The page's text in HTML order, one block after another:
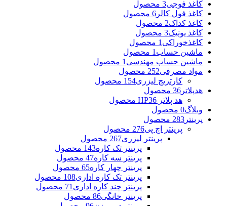
کاغذ فوجی3 محصول
کاغذ فول کالر 6 محصول
کاغذ کداک2 محصول
کاغذ یونیک3 محصول
کاغذخوراکی 1 محصول
ماشین حساب 1 محصول
ماشین حساب مهندسی 1 محصول
مواد مصرفی252 محصول
کارتریج لیزری154 محصول
هدپلاتر 36 محصول
هد پلاتر HP 36 محصول
وبلاگ0 محصول
پرینتر 283 محصول
پرینتر اچ پی276 محصول
پرینتر لیزری267 محصول
پرینتر تک کاره143 محصول
پرینتر سه کاره47 محصول
پرینتر چهار کاره65 محصول
پرینتر تک کاره اداری108 محصول
پرینتر چند کاره اداری 71 محصول
پرینتر خانگی86 محصول